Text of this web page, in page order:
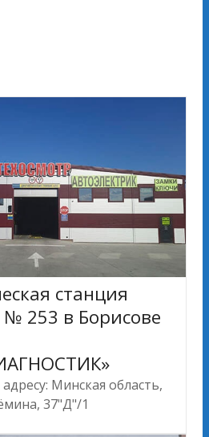
станция
№ 253 в Борисове
Минская область,
37"Д"/1